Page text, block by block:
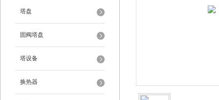
塔盘
固阀塔盘
塔设备
换热器